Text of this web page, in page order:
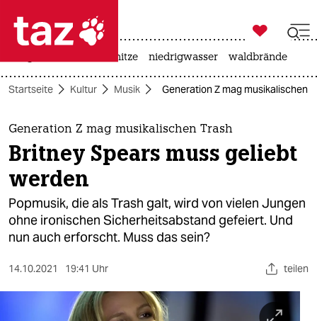
 taz zahl ich
taz zahl ich
themen
politik
öko
gesellschaft
sport

taz zahl ich
hitze niedrigwasser waldbrände
Startseite Kultur Musik Generation Z mag musikalischen
Generation Z mag musikalischen Trash
Britney Spears muss geliebt
werden
Popmusik, die als Trash galt, wird von vielen Jungen
ohne ironischen Sicherheitsabstand gefeiert. Und
nun auch erforscht. Muss das sein?
14.10.2021 19:41 Uhr teilen